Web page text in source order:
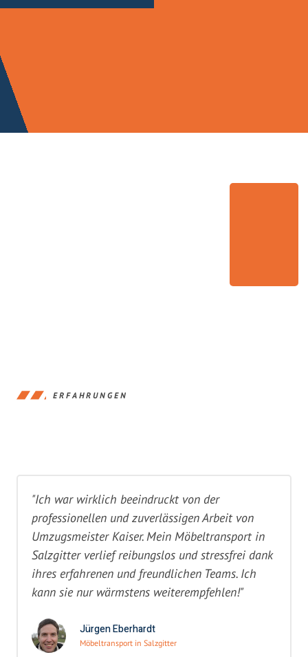
ERFAHRUNGEN
"Ich war wirklich beeindruckt von der
professionellen und zuverlässigen Arbeit von
Umzugsmeister Kaiser. Mein Möbeltransport in
Salzgitter verlief reibungslos und stressfrei dank
ihres erfahrenen und freundlichen Teams. Ich
kann sie nur wärmstens weiterempfehlen!"
Jürgen Eberhardt
Möbeltransport in Salzgitter